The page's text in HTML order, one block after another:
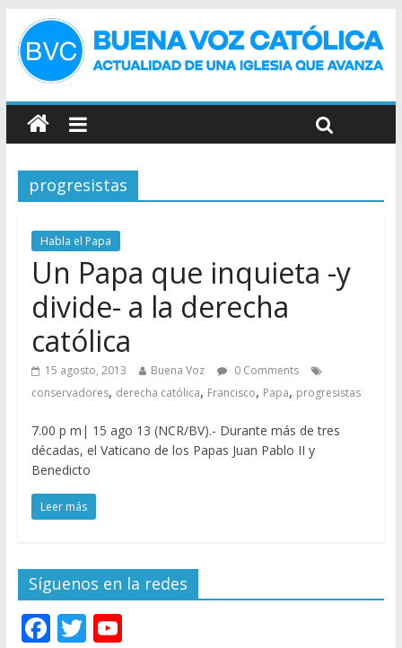
progresistas
Habla el Papa
Un Papa que inquieta -y
divide- a la derecha
católica
15 agosto, 2013 Buena Voz
0 Comments
conservadores, derecha católica, Francisco, Papa, progresistas
7.00 p m| 15 ago 13 (NCR/BV).- Durante más de tres
décadas, el Vaticano de los Papas Juan Pablo II y
Benedicto
Leer más
Síguenos en la redes
F T Y